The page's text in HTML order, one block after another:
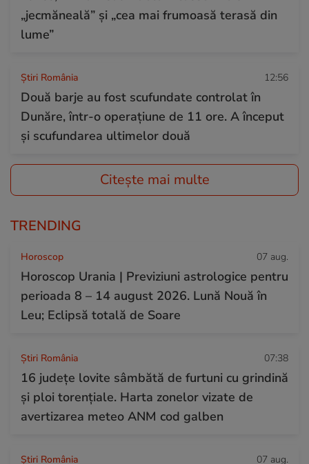
„jecmăneală” și „cea mai frumoasă terasă din
lume”
Știri România 12:56
Două barje au fost scufundate controlat în
Dunăre, într-o operațiune de 11 ore. A început
și scufundarea ultimelor două
Citește mai multe
TRENDING
Horoscop 07 aug.
Horoscop Urania | Previziuni astrologice pentru
perioada 8 – 14 august 2026. Lună Nouă în
Leu; Eclipsă totală de Soare
Știri România 07:38
16 județe lovite sâmbătă de furtuni cu grindină
și ploi torențiale. Harta zonelor vizate de
avertizarea meteo ANM cod galben
Știri România 07 aug.